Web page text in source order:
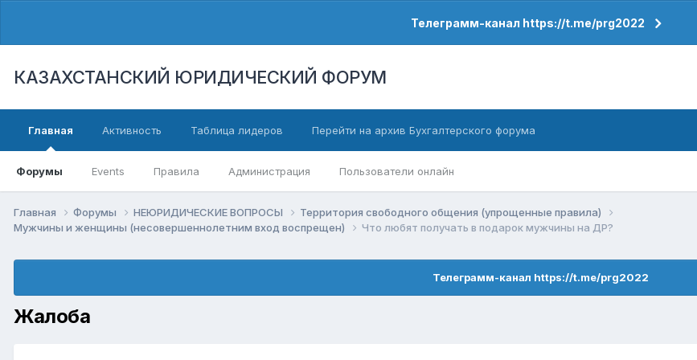
Телеграмм-канал https://t.me/prg2022
КАЗАХСТАНСКИЙ ЮРИДИЧЕСКИЙ ФОРУМ
Главная
Форумы Events Правила Администрация Пользователи онлайн
Активность Таблица лидеров Перейти на архив Бухгалтерского форума
Главная Форумы НЕЮРИДИЧЕСКИЕ ВОПРОСЫ
Территория свободного общения (упрощенные правила)
Мужчины и женщины (несовершеннолетним вход воспрещен)
Что любят получать в подарок мужчины на ДР?
Телеграмм-канал https://t.me/prg2022
Жалоба